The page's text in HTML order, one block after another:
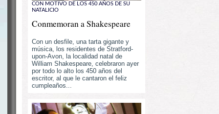
CON MOTIVO DE LOS 450 AÑOS DE SU
NATALICIO
Conmemoran a Shakespeare
Con un desfile, una tarta gigante y
música, los residentes de Stratford-
upon-Avon, la localidad natal de
William Shakespeare, celebraron ayer
por todo lo alto los 450 años del
escritor, al que le cantaron el feliz
cumpleaños...